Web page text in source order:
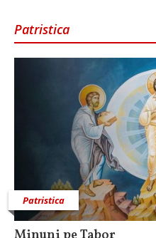
Patristica
Patristica